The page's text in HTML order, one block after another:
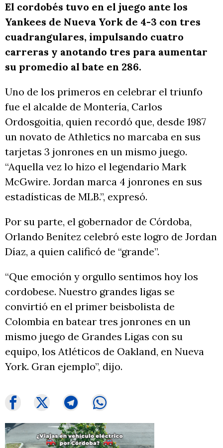
El cordobés tuvo en el juego ante los
Yankees de Nueva York de 4-3 con tres
cuadrangulares, impulsando cuatro
carreras y anotando tres para aumentar
su promedio al bate en 286.
Uno de los primeros en celebrar el triunfo
fue el alcalde de Montería, Carlos
Ordosgoitia, quien recordó que, desde 1987
un novato de Athletics no marcaba en sus
tarjetas 3 jonrones en un mismo juego.
“Aquella vez lo hizo el legendario Mark
McGwire. Jordan marca 4 jonrones en sus
estadísticas de MLB.”, expresó.
Por su parte, el gobernador de Córdoba,
Orlando Benítez celebró este logro de Jordan
Díaz, a quien calificó de “grande”.
“Que emoción y orgullo sentimos hoy los
cordobese. Nuestro grandes ligas se
convirtió en el primer beisbolista de
Colombia en batear tres jonrones en un
mismo juego de Grandes Ligas con su
equipo, los Atléticos de Oakland, en Nueva
York. Gran ejemplo”, dijo.